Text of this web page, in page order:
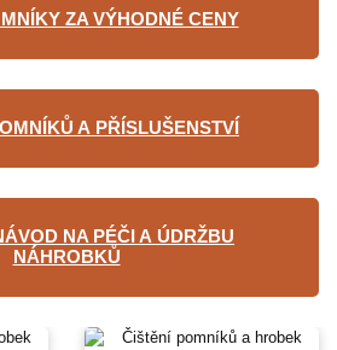
ZA VÝHODNÉ CENY
A PŘÍSLUŠENSTVÍ
NA PÉČI A ÚDRŽBU
NÁHROBKŮ